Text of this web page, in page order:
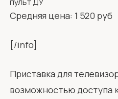
Средняя цена: 1 520 руб
[/info]
Приставка для
возможностью доступа